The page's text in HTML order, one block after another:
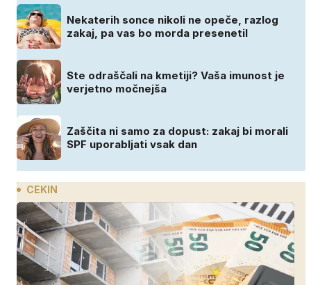
Nekaterih sonce nikoli ne opeče, razlog
zakaj, pa vas bo morda presenetil
Ste odraščali na kmetiji? Vaša imunost je
verjetno močnejša
Zaščita ni samo za dopust: zakaj bi morali
SPF uporabljati vsak dan
CEKIN